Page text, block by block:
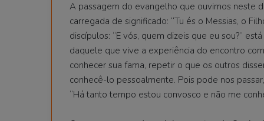
A passagem do evangelho que ouvimos neste
carregada de significado: “Tu és o Messias, o
discípulos: “E vós, quem dizeis que eu sou?”
daquele que vive a experiência do encontro
conhecer sua fama, repetir o que os outros
conhecê-lo pessoalmente. Pois pode nos
“Há tanto tempo estou convosco e não me